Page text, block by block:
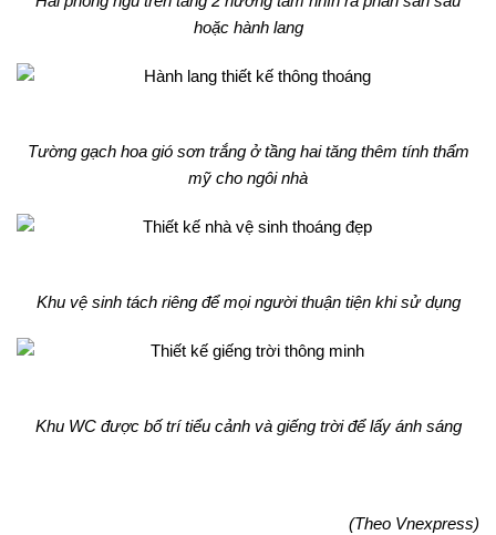
hoặc hành lang
Tường gạch hoa gió sơn trắng ở tầng hai tăng thêm tính thẩm
mỹ cho ngôi nhà
Khu vệ sinh tách riêng để mọi người thuận tiện khi sử dụng
Khu WC được bố trí tiểu cảnh và giếng trời để lấy ánh sáng
(Theo Vnexpress)